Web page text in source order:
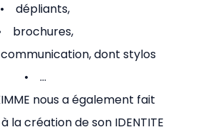
• dépliants,
brochures,
dont stylos
• …
nous a également fait
la création de son IDENTITE